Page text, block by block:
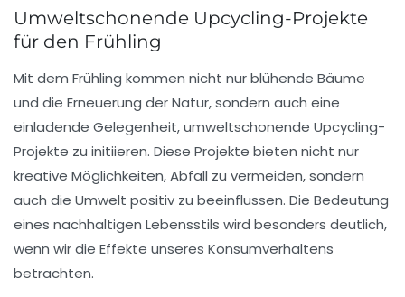
Umweltschonende Upcycling-Projekte
für den Frühling
Mit dem Frühling kommen nicht nur blühende Bäume
und die Erneuerung der Natur, sondern auch eine
einladende Gelegenheit,umweltschonende Upcycling-
Projekte zu initiieren. Diese Projekte bieten nicht nur
kreative Möglichkeiten, Abfall zu vermeiden, sondern
auch die Umwelt positiv zu beeinflussen. Die Bedeutung
eines nachhaltigen Lebensstils wird besonders deutlich,
wenn wir die Effekte unseres Konsumverhaltens
betrachten.